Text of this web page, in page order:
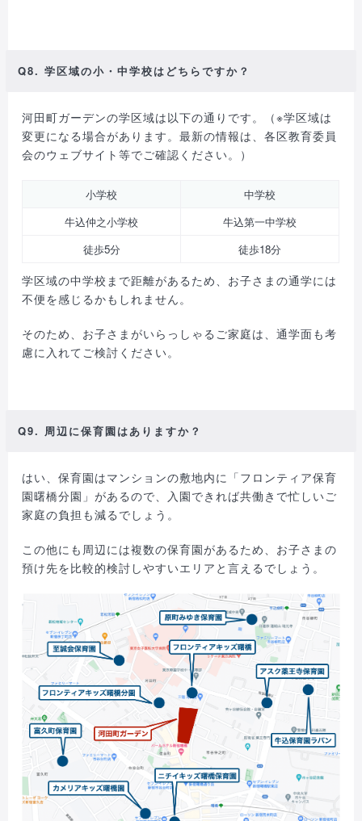
Q8. 学区域の小・中学校はどちらですか？
河田町ガーデンの学区域は以下の通りです。（※学区域は
変更になる場合があります。最新の情報は、各区教育委員
会のウェブサイト等でご確認ください。）
小学校
中学校
牛込仲之小学校
牛込第一中学校
徒歩5分
徒歩18分
学区域の中学校まで距離があるため、お子さまの通学には
不便を感じるかもしれません。
そのため、お子さまがいらっしゃるご家庭は、通学面も考
慮に入れてご検討ください。
Q9. 周辺に保育園はありますか？
はい、保育園はマンションの敷地内に「フロンティア保育
園曙橋分園」があるので、入園できれば共働きで忙しいご
家庭の負担も減るでしょう。
この他にも周辺には複数の保育園があるため、お子さまの
預け先を比較的検討しやすいエリアと言えるでしょう。